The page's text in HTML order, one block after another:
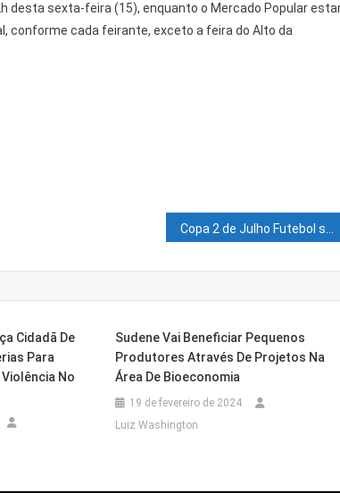
desta sexta-feira (15), enquanto o Mercado Popular
conforme cada feirante, exceto a feira do Alto da
Cidadã De
Para
No
Sudene Vai Beneficiar Pequenos
Produtores Através De Projetos Na
Área De Bioeconomia
19 de fevereiro de 2024
Luiz Washington